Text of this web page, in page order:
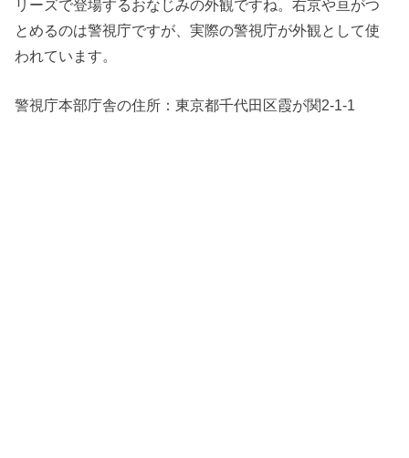
リーズで登場するおなじみの外観ですね。右京や亘がつ
とめるのは警視庁ですが、実際の警視庁が外観として使
われています。
警視庁本部庁舎の住所：東京都千代田区霞が関2-1-1